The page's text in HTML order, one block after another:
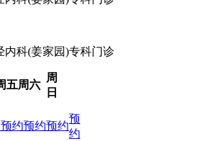
内科(姜家园)专科门诊
五周六
周
日
预约预约预约
预
约